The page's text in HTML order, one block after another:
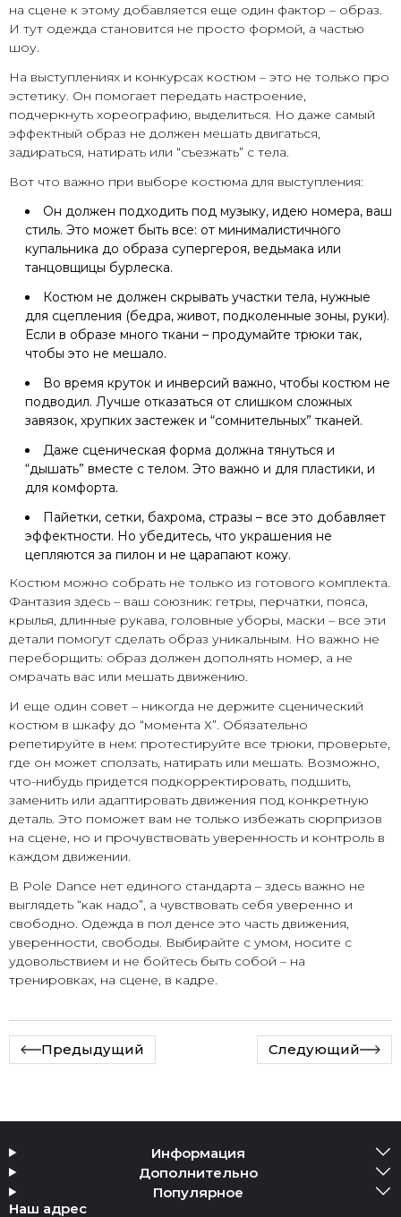
на сцене к этому добавляется еще один фактор – образ.
И тут одежда становится не просто формой, а частью
шоу.
На выступлениях и конкурсах костюм – это не только про
эстетику. Он помогает передать настроение,
подчеркнуть хореографию, выделиться. Но даже самый
эффектный образ не должен мешать двигаться,
задираться, натирать или “съезжать” с тела.
Вот что важно при выборе костюма для выступления:
Он должен подходить под музыку, идею номера, ваш
стиль. Это может быть все: от минималистичного
купальника до образа супергероя, ведьмака или
танцовщицы бурлеска.
Костюм не должен скрывать участки тела, нужные
для сцепления (бедра, живот, подколенные зоны, руки).
Если в образе много ткани – продумайте трюки так,
чтобы это не мешало.
Во время круток и инверсий важно, чтобы костюм не
подводил. Лучше отказаться от слишком сложных
завязок, хрупких застежек и “сомнительных” тканей.
Даже сценическая форма должна тянуться и
“дышать” вместе с телом. Это важно и для пластики, и
для комфорта.
Пайетки, сетки, бахрома, стразы – все это добавляет
эффектности. Но убедитесь, что украшения не
цепляются за пилон и не царапают кожу.
Костюм можно собрать не только из готового комплекта.
Фантазия здесь – ваш союзник: гетры, перчатки, пояса,
крылья, длинные рукава, головные уборы, маски – все эти
детали помогут сделать образ уникальным. Но важно не
переборщить: образ должен дополнять номер, а не
омрачать вас или мешать движению.
И еще один совет – никогда не держите сценический
костюм в шкафу до “момента Х”. Обязательно
репетируйте в нем: протестируйте все трюки, проверьте,
где он может сползать, натирать или мешать. Возможно,
что-нибудь придется подкорректировать, подшить,
заменить или адаптировать движения под конкретную
деталь. Это поможет вам не только избежать сюрпризов
на сцене, но и прочувствовать уверенность и контроль в
каждом движении.
В Pole Dance нет единого стандарта – здесь важно не
выглядеть “как надо”, а чувствовать себя уверенно и
свободно. Одежда в пол денсе это часть движения,
уверенности, свободы. Выбирайте с умом, носите с
удовольствием и не бойтесь быть собой – на
тренировках, на сцене, в кадре.
Предыдущий Следующий
Информация
Дополнительно
Популярное
Наш адрес